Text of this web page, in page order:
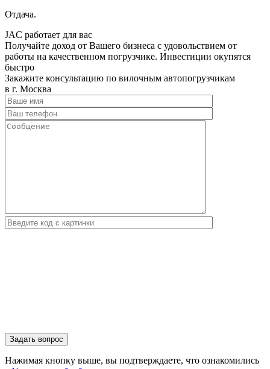
Отдача.
JAC работает для вас
Получайте доход от Вашего бизнеса с удовольствием от
работы на качественном погрузчике. Инвестиции окупятся
быстро
Закажите консультацию по вилочным автопогрузчикам
в г. Москва
Нажимая кнопку выше, вы подтверждаете, что ознакомились